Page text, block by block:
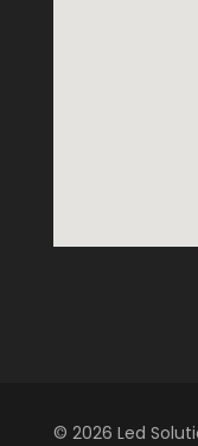
© 2026 Led